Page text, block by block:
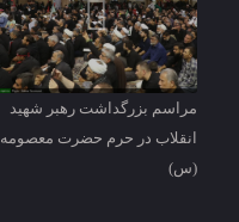
مراسم بزرگداشت رهبر شهید
انقلاب در حرم حضرت معصومه
(س)